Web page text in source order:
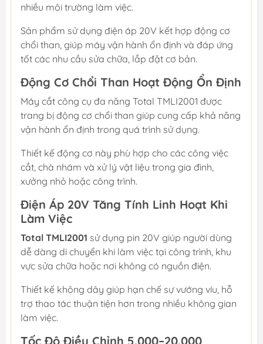
nhiều môi trường làm việc.
Sản phẩm sử dụng điện áp 20V kết hợp động cơ
chổi than, giúp máy vận hành ổn định và đáp ứng
tốt các nhu cầu sửa chữa, lắp đặt cơ bản.
Động Cơ Chổi Than Hoạt Động Ổn Định
Máy cắt công cụ đa năng Total TMLI2001 được
trang bị động cơ chổi than giúp cung cấp khả năng
vận hành ổn định trong quá trình sử dụng.
Thiết kế động cơ này phù hợp cho các công việc
cắt, chà nhám và xử lý vật liệu trong gia đình,
xưởng nhỏ hoặc công trình.
Điện Áp 20V Tăng Tính Linh Hoạt Khi
Làm Việc
Total TMLI2001 sử dụng pin 20V giúp người dùng
dễ dàng di chuyển khi làm việc tại công trình, khu
vực sửa chữa hoặc nơi không có nguồn điện.
Thiết kế không dây giúp hạn chế sự vướng víu, hỗ
trợ thao tác thuận tiện hơn trong nhiều không gian
làm việc.
Tốc Độ Điều Chỉnh 5.000–20.000